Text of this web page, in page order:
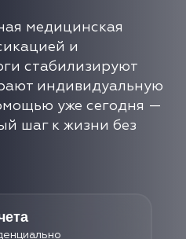
медицинская
и
стабилизируют
индивидуальную
уже сегодня —
шаг к жизни без